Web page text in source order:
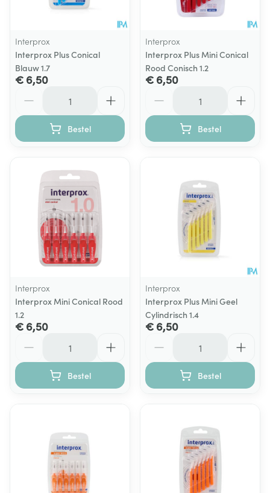
Interprox
Interprox Plus Conical
Blauw 1.7
€ 6,50
Bestel
Interprox
Interprox Plus Mini Conical
Rood Conisch 1.2
€ 6,50
Bestel
Interprox
Interprox Mini Conical Rood
1.2
€ 6,50
Bestel
Interprox
Interprox Plus Mini Geel
Cylindrisch 1.4
€ 6,50
Bestel